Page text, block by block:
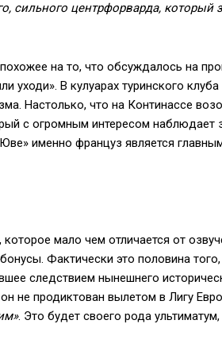
сильного центрфорварда, который
на то, что обсуждалось на
уходи». В кулуарах туринского
Настолько, что на Континассе
с огромным интересом наблюдает
именно француз является
мало чем отличается от
Фактически это половина
следствием нынешнего
не продиктован вылетом в Лигу
. Это будет своего рода